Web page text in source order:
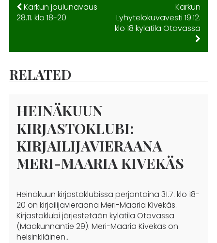
ARTIKKELIEN
Karkun joulunavaus
28.11. klo 18-20
Karkun
Lyhytelokuvavesti 19.12.
klo 18 kylätila Otavassa
RELATED
HEINÄKUUN
KIRJASTOKLUBI:
KIRJAILIJAVIERAANA
MERI-MAARIA KIVEKÄS
Heinäkuun kirjastoklubissa perjantaina 31.7. klo 18-
20 on kirjailijavieraana Meri-Maaria Kivekäs.
Kirjastoklubi järjestetään kylätila Otavassa
(Maakunnantie 29). Meri-Maaria Kivekäs on
helsinkiläinen…